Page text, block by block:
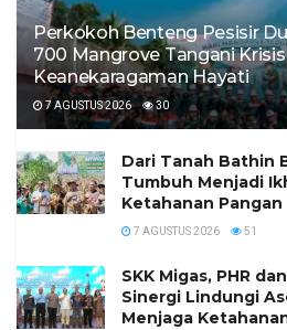
Perkokoh Benteng Pesisir
700 Mangrove Tangani
Keanekaragaman Hayati
7 AGUSTUS 2026 30
Dari Tanah Bathin
Tumbuh Menjadi
Ketahanan Pangan
7 AGUSTUS 2026 51
SKK Migas, PHR
Sinergi Lindungi
Menjaga